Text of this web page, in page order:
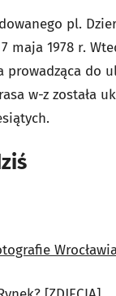
pl.
maja 1978 r.
prowadząca do
w-z została
Wrocławia